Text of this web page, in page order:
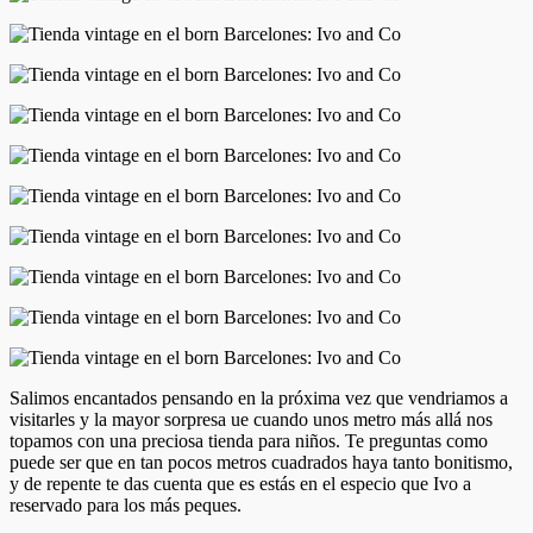
Salimos encantados pensando en la próxima vez que vendriamos a
visitarles y la mayor sorpresa ue cuando unos metro más allá nos
topamos con una preciosa tienda para niños. Te preguntas como
puede ser que en tan pocos metros cuadrados haya tanto bonitismo,
y de repente te das cuenta que es estás en el especio que Ivo a
reservado para los más peques.